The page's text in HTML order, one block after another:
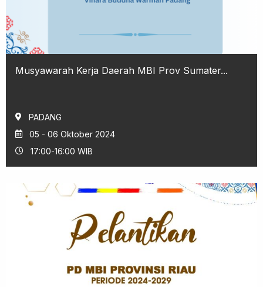
Musyawarah Kerja Daerah MBI Prov Sumater...
PADANG
05 - 06 Oktober 2024
17:00-16:00 WIB